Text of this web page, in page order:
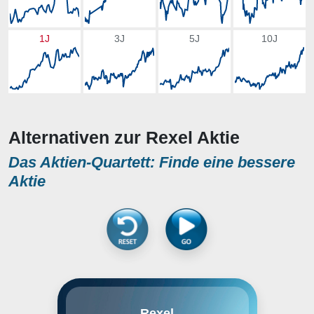
1J 3J 5J 10J
Alternativen zur Rexel Aktie
Das Aktien-Quartett: Finde eine bessere
Aktie